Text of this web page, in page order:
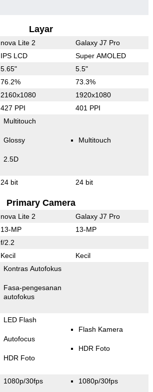
Layar
nova Lite 2 Galaxy J7 Pro
IPS LCD Super AMOLED
5.65" 5.5"
76.2% 73.3%
2160x1080 1920x1080
427 PPI 401 PPI
Multitouch
Glossy
2.5D
Multitouch
24 bit 24 bit
Primary Camera
nova Lite 2 Galaxy J7 Pro
13-MP 13-MP
f/2.2
Kecil Kecil
Kontras Autofokus
Fasa-pengesanan
autofokus
LED Flash
Autofocus
HDR Foto
Flash Kamera
HDR Foto
1080p/30fps 1080p/30fps